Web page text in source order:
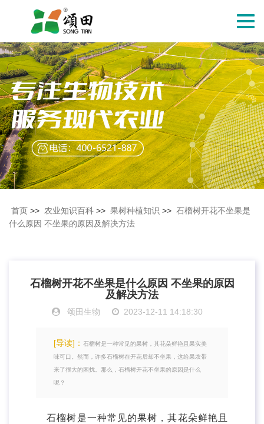
切
导
航
首页 >> 农业知识百科 >> 果树种植知识 >> 石榴树开花不坐果是
什么原因 不坐果的原因及解决方法
石榴树开花不坐果是什么原因 不坐果的原因
及解决方法
颂田生物 2023-12-11 14:18:30
[导读]： 石榴树是一种常见的果树，其花朵鲜艳且果实美
味可口。然而，许多石榴树在开花后却不坐果，这给果农带
来了很大的困扰。那么，石榴树开花不坐果的原因是什么
呢？
石榴树是一种常见的果树，其花朵鲜艳且